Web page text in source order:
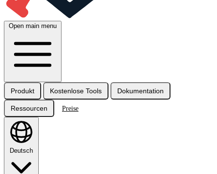
Open main menu
Produkt Kostenlose Tools Dokumentation
Ressourcen Preise
Deutsch